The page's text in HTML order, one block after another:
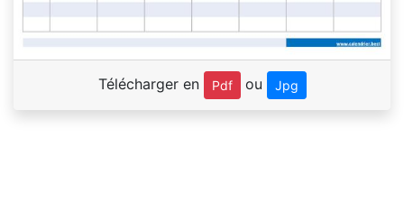
Télécharger en Pdf ou Jpg